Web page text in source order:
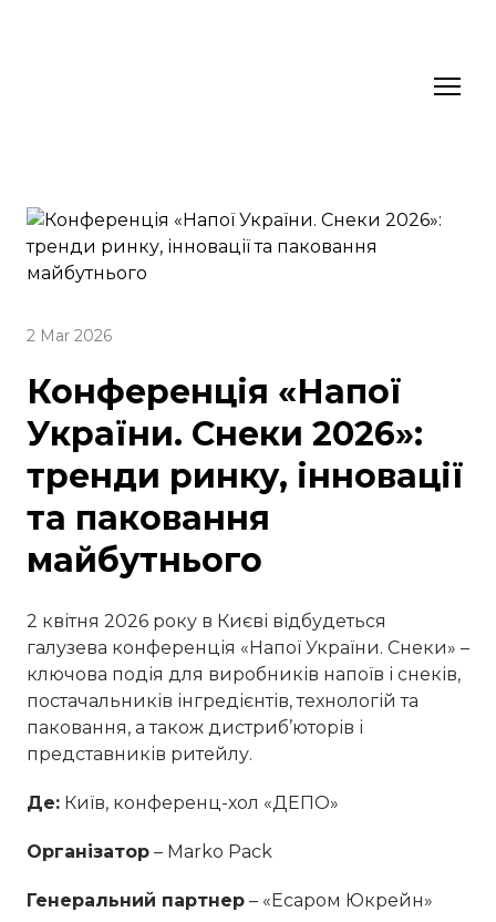
2 Mar 2026
Конференція «Напої
України. Снеки 2026»:
тренди ринку, інновації
та паковання
майбутнього
2 квітня 2026 року в Києві відбудеться
галузева конференція «Напої України. Снеки» –
ключова подія для виробників напоїв і снеків,
постачальників інгредієнтів, технологій та
паковання, а також дистриб’юторів і
представників ритейлу.
Де: Київ, конференц-хол «ДЕПО»
Організатор – Marko Pack
Генеральний партнер – «Есаром Юкрейн»